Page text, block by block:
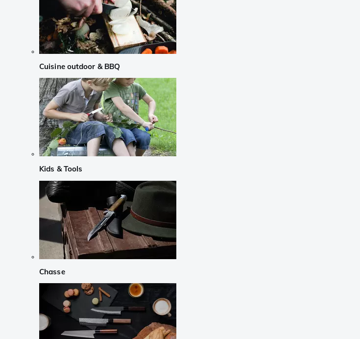
Cuisine outdoor & BBQ
Kids & Tools
Chasse